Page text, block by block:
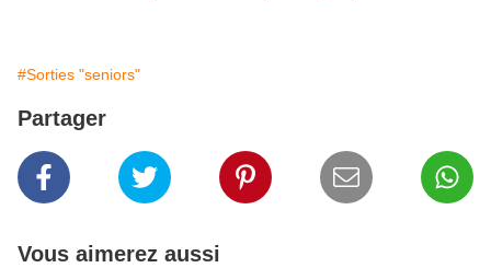
#Sorties "seniors"
Partager
Vous aimerez aussi